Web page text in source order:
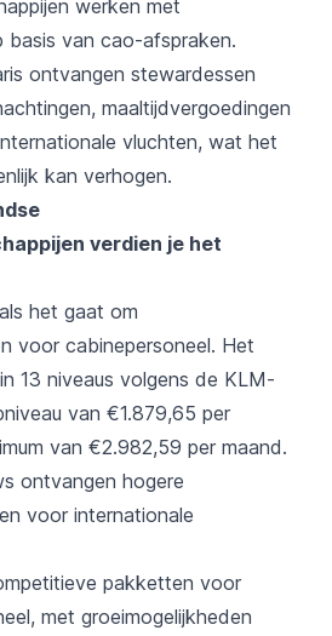
werken met
basis van cao-afspraken.
ontvangen stewardessen
maaltijdvergoedingen
vluchten, wat het
kan verhogen.
verdien je het
het gaat om
voor cabinepersoneel. Het
13 niveaus volgens de KLM-
van €1.879,65 per
van €2.982,59 per maand.
ontvangen hogere
voor internationale
pakketten voor
met groeimogelijkheden